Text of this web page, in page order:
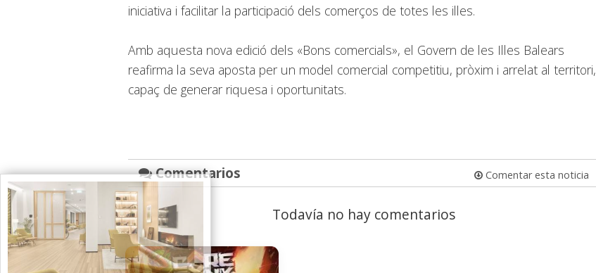
iniciativa i facilitar la participació dels comerços de totes les illes.
Amb aquesta nova edició dels «Bons comercials», el Govern de les Illes Balears
reafirma la seva aposta per un model comercial competitiu, pròxim i arrelat al territori,
capaç de generar riquesa i oportunitats.
Comentarios Comentar esta noticia
Todavía no hay comentarios